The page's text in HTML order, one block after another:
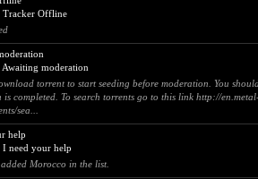
Tracker Offline
Awaiting moderation
torrent to start seeding before moderation. You
is completed. To search torrents go to this link http://
sea...
help
I need your help
Morocco in the list.